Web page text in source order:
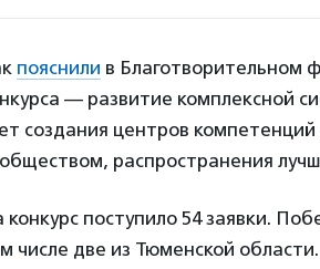
пояснили в Благотворительном
— развитие комплексной
создания центров
распространения
конкурс поступило 54 заявки.
числе две из Тюменской области.